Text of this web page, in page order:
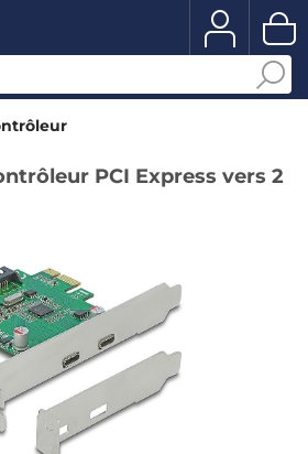
PCI Express vers 2